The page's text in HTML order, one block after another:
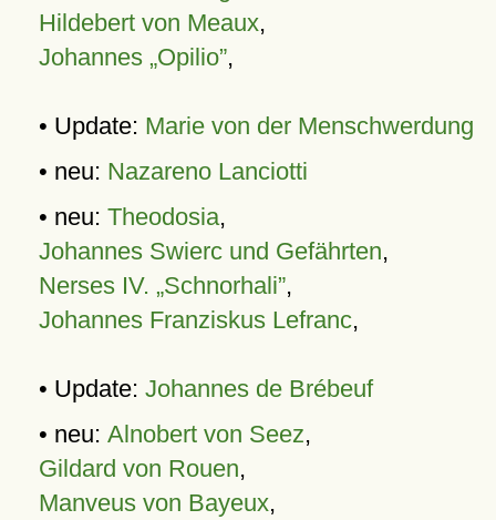
Hildebert von Meaux,
Johannes „Opilio”,
• Update: Marie von der Menschwerdung
• neu: Nazareno Lanciotti
• neu: Theodosia,
Johannes Swierc und Gefährten,
Nerses IV. „Schnorhali”,
Johannes Franziskus Lefranc,
• Update: Johannes de Brébeuf
• neu: Alnobert von Seez,
Gildard von Rouen,
Manveus von Bayeux,